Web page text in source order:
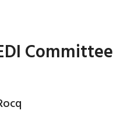
Committee